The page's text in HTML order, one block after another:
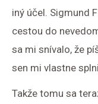
iný účel. Sigmund
cestou do
sa mi snívalo, že
sen mi vlastne
Takže tomu sa